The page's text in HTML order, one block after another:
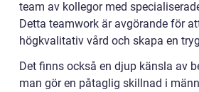
team av kollegor med
Detta teamwork är avgörande för
högkvalitativ vård och skapa en
Det finns också en djup känsla av
man gör en påtaglig skillnad i